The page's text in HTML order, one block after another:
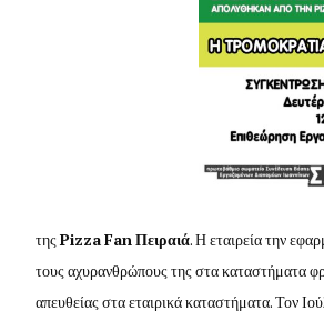
τηςPizzaFan Πειραιά. Η εταιρεία την
τους αχυρανθρώπους της στα καταστήματα
απευθείας στα εταιρικά καταστήματα. Τον